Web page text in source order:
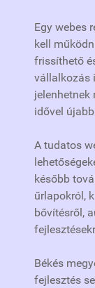
Egy webes
kell
frissíthető
vállalkozás
idővel
A tudatos
később
űrlapokról,
bővítésről,
Békés
fejlesztés